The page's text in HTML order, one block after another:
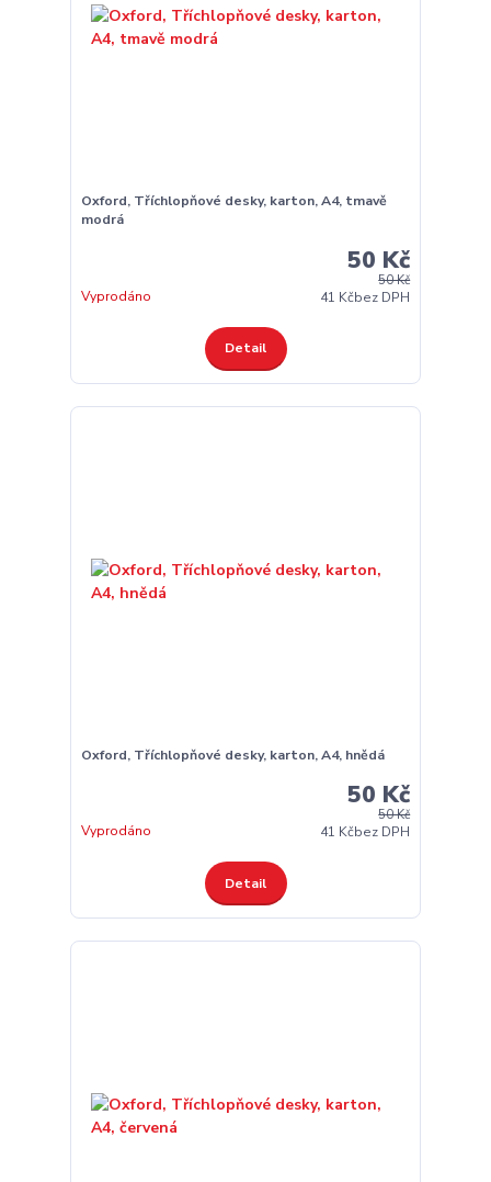
Oxford, Tříchlopňové desky, karton, A4, tmavě
modrá
50 Kč
50 Kč
41 Kčbez DPH
Vyprodáno
Detail
Oxford, Tříchlopňové desky, karton, A4, hnědá
50 Kč
50 Kč
41 Kčbez DPH
Vyprodáno
Detail